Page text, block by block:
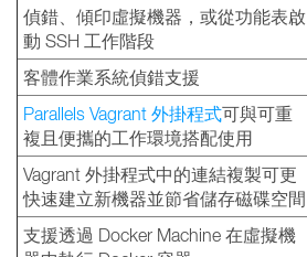
偵錯、傾印虛擬機器，或從功能表啟
動 SSH 工作階段
客體作業系統偵錯支援
Parallels Vagrant 外掛程式可與可重
複且便攜的工作環境搭配使用
Vagrant 外掛程式中的連結複製可更
快速建立新機器並節省儲存磁碟空間
支援透過 Docker Machine 在虛擬機